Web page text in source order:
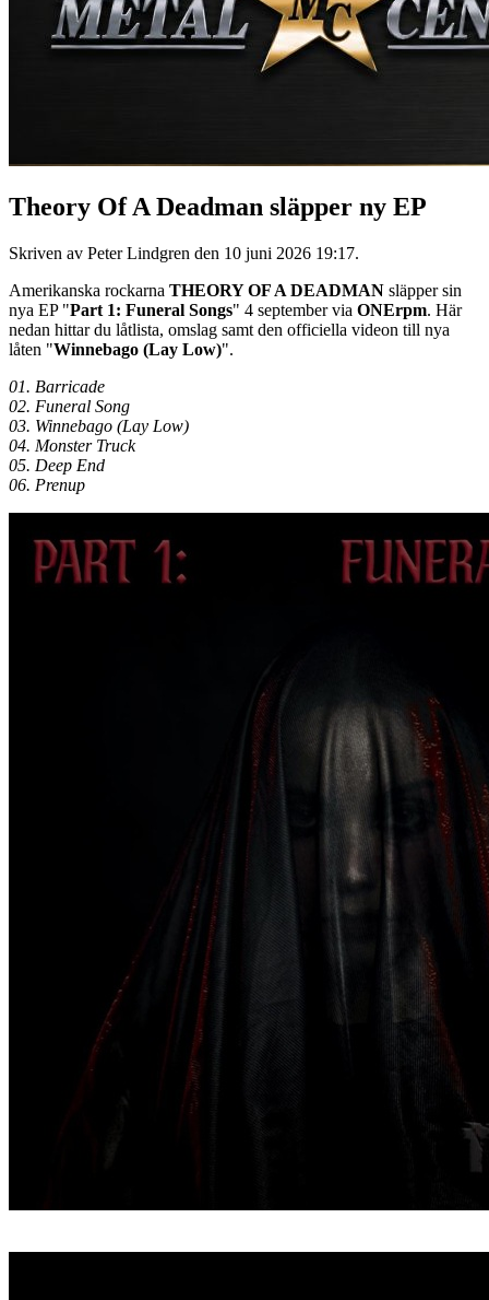
Theory Of A Deadman släpper ny EP
Skriven av Peter Lindgren den 10 juni 2026 19:17.
Amerikanska rockarna THEORY OF A DEADMAN släpper sin
nya EP "Part 1: Funeral Songs" 4 september via ONErpm. Här
nedan hittar du låtlista, omslag samt den officiella videon till nya
låten "Winnebago (Lay Low)".
01. Barricade
02. Funeral Song
03. Winnebago (Lay Low)
04. Monster Truck
05. Deep End
06. Prenup